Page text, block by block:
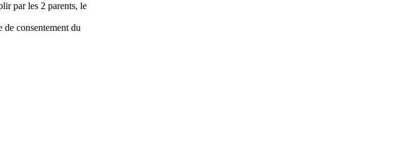
par les 2 parents, le
de consentement du